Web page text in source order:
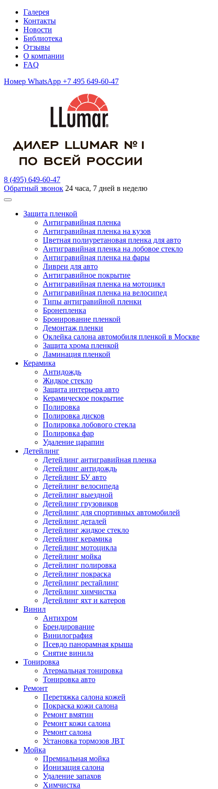
Галерея
Контакты
Новости
Библиотека
Отзывы
О компании
FAQ
Номер WhatsApp +7 495 649-60-47
8 (495) 649-60-47
Обратный звонок 24 часа, 7 дней в неделю
Защита пленкой
Антигравийная пленка
Антигравийная пленка на кузов
Цветная полиуретановая пленка для авто
Антигравийная пленка на лобовое стекло
Антигравийная пленка на фары
Ливреи для авто
Антигравийное покрытие
Антигравийная пленка на мотоцикл
Антигравийная пленка на велосипед
Типы антигравийной пленки
Бронепленка
Бронирование пленкой
Демонтаж пленки
Оклейка салона автомобиля пленкой в Москве
Защита хрома пленкой
Ламинация пленкой
Керамика
Антидождь
Жидкое стекло
Защита интерьера авто
Керамическое покрытие
Полировка
Полировка дисков
Полировка лобового стекла
Полировка фар
Удаление царапин
Детейлинг
Детейлинг антигравийная пленка
Детейлинг антидождь
Детейлинг БУ авто
Детейлинг велосипеда
Детейлинг выездной
Детейлинг грузовиков
Детейлинг для спортивных автомобилей
Детейлинг деталей
Детейлинг жидкое стекло
Детейлинг керамика
Детейлинг мотоцикла
Детейлинг мойка
Детейлинг полировка
Детейлинг покраска
Детейлинг рестайлинг
Детейлинг химчистка
Детейлинг яхт и катеров
Винил
Антихром
Брендирование
Винилография
Псевдо панорамная крыша
Снятие винила
Тонировка
Атермальная тонировка
Тонировка авто
Ремонт
Перетяжка салона кожей
Покраска кожи салона
Ремонт вмятин
Ремонт кожи салона
Ремонт салона
Установка тормозов JBT
Мойка
Премиальная мойка
Ионизация салона
Удаление запахов
Химчистка